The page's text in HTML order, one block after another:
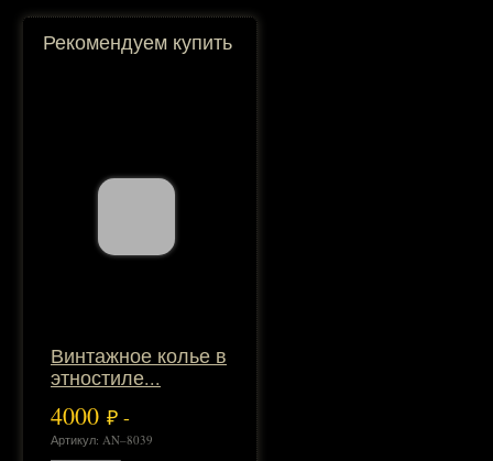
Рекомендуем купить
Винтажное колье в
этностиле...
4000 ₽ -
Артикул: AN–8039